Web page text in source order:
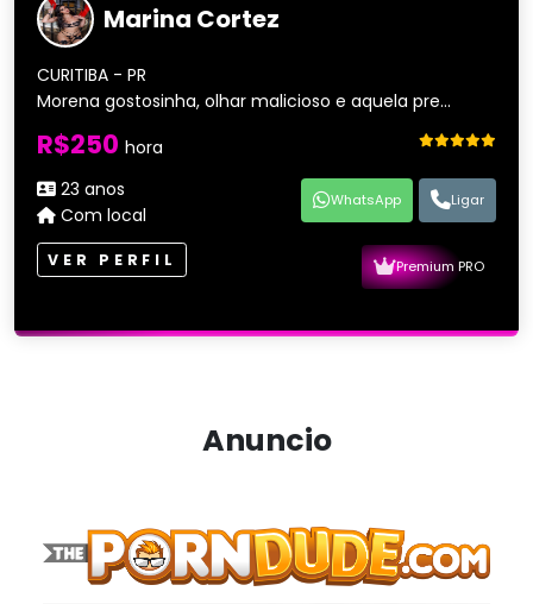
Marina Cortez
CURITIBA - PR
Morena gostosinha, olhar malicioso e aquela pre...
R$250hora
23 anos
Com local
WhatsApp Ligar
VER PERFIL Premium PRO
Anuncio